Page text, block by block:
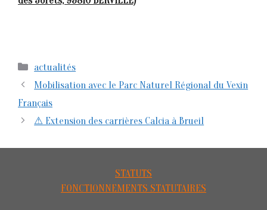
Catégories
actualités
Mobilisation avec le Parc Naturel Régional du Vexin
Français
⚠ Extension des carrières Calcia à Brueil
STATUTS
FONCTIONNEMENTS STATUTAIRES